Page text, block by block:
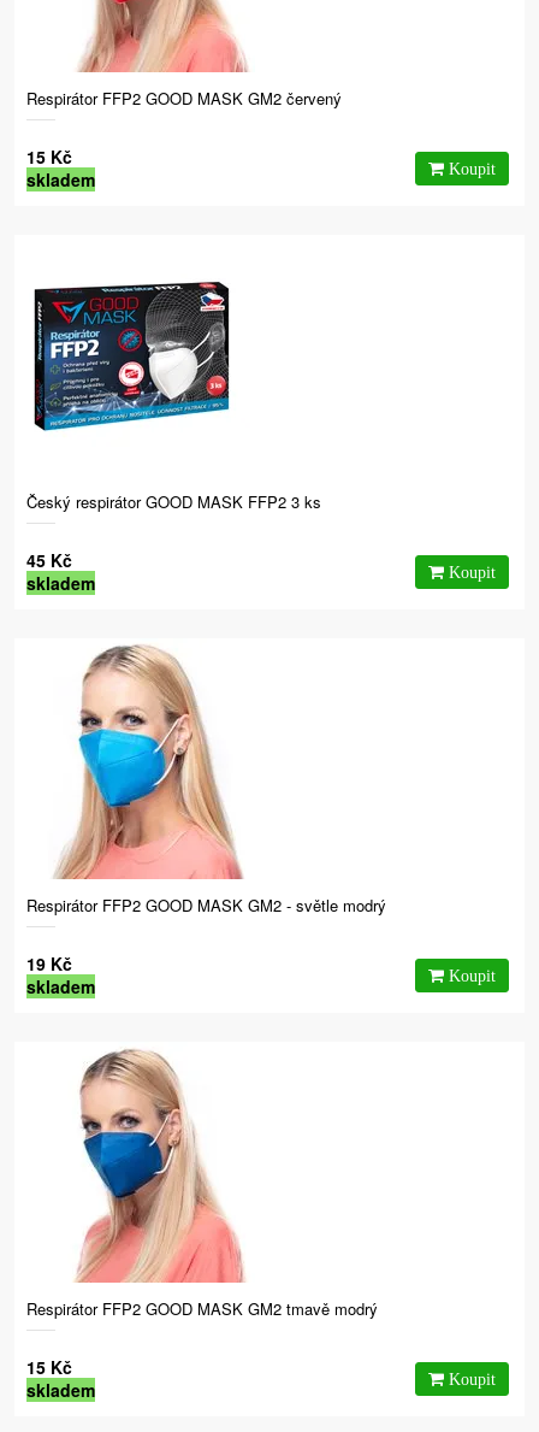
Respirátor FFP2 GOOD MASK GM2 červený
15 Kč
skladem
Český respirátor GOOD MASK FFP2 3 ks
45 Kč
skladem
Respirátor FFP2 GOOD MASK GM2 - světle modrý
19 Kč
skladem
Respirátor FFP2 GOOD MASK GM2 tmavě modrý
15 Kč
skladem